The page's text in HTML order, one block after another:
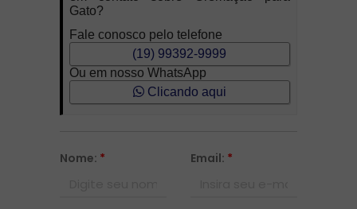
Gato?
Fale conosco pelo telefone
(19) 99392-9999
Ou em nosso WhatsApp
Clicando aqui
Nome: * Email: *